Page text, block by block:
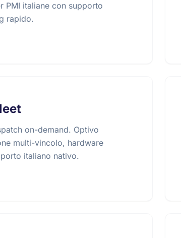
PMI italiane con supporto
rapido.
on-demand. Optivo
multi-vincolo, hardware
italiano nativo.